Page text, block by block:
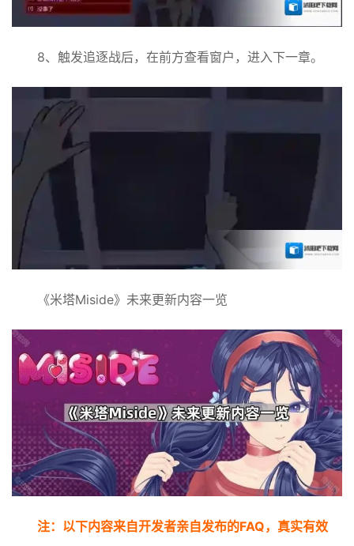
8、触发追逐战后，在前方查看窗户，进入下一章。
《米塔Miside》未来更新内容一览
注：以下内容来自开发者亲自发布的FAQ，真实有效